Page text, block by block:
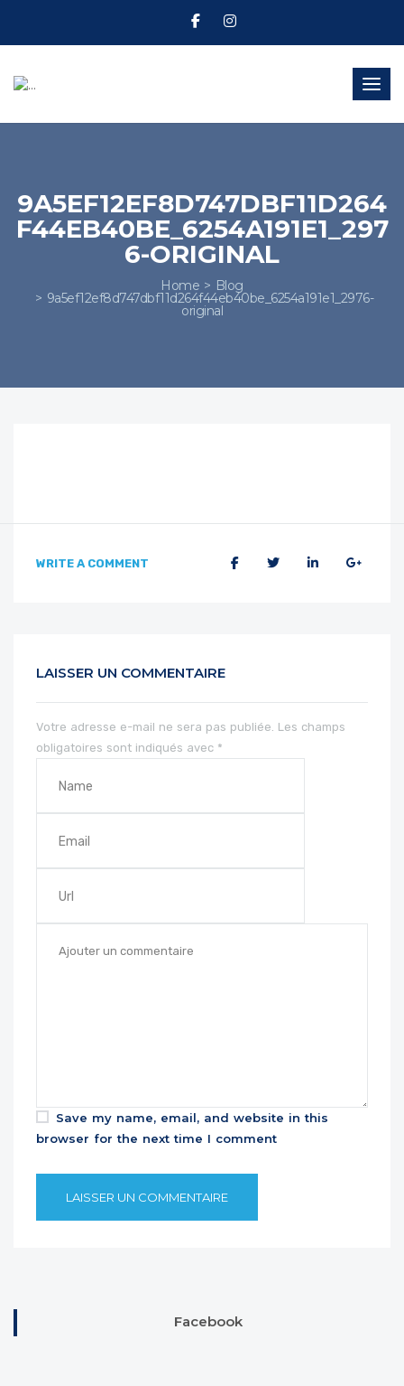
9A5EF12EF8D747DBF11D264
F44EB40BE_6254A191E1_297
6-ORIGINAL
Home Blog
9a5ef12ef8d747dbf11d264f44eb40be_6254a191e1_2976-
original
WRITE A COMMENT
LAISSER UN COMMENTAIRE
Votre adresse e-mail ne sera pas publiée. Les champs
obligatoires sont indiqués avec *
Save my name, email, and website in this
browser for the next time I comment
Facebook